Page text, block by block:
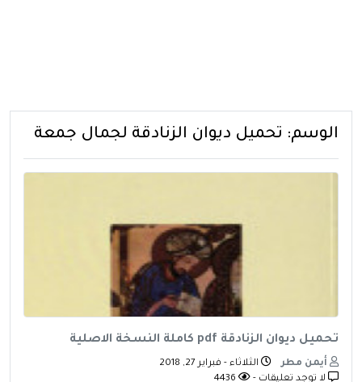
الوسم: تحميل ديوان الزنادقة لجمال جمعة
تحميل ديوان الزنادقة pdf كاملة النسخة الاصلية
أيمن مطر
الثلاثاء - فبراير 27, 2018
لا توجد تعليقات -